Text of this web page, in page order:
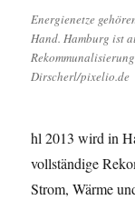
Energienetze
Hand. Hamburg ist
Dirscherl/pixelio.de
hl 2013 wird in
vollständige
Strom, Wärme